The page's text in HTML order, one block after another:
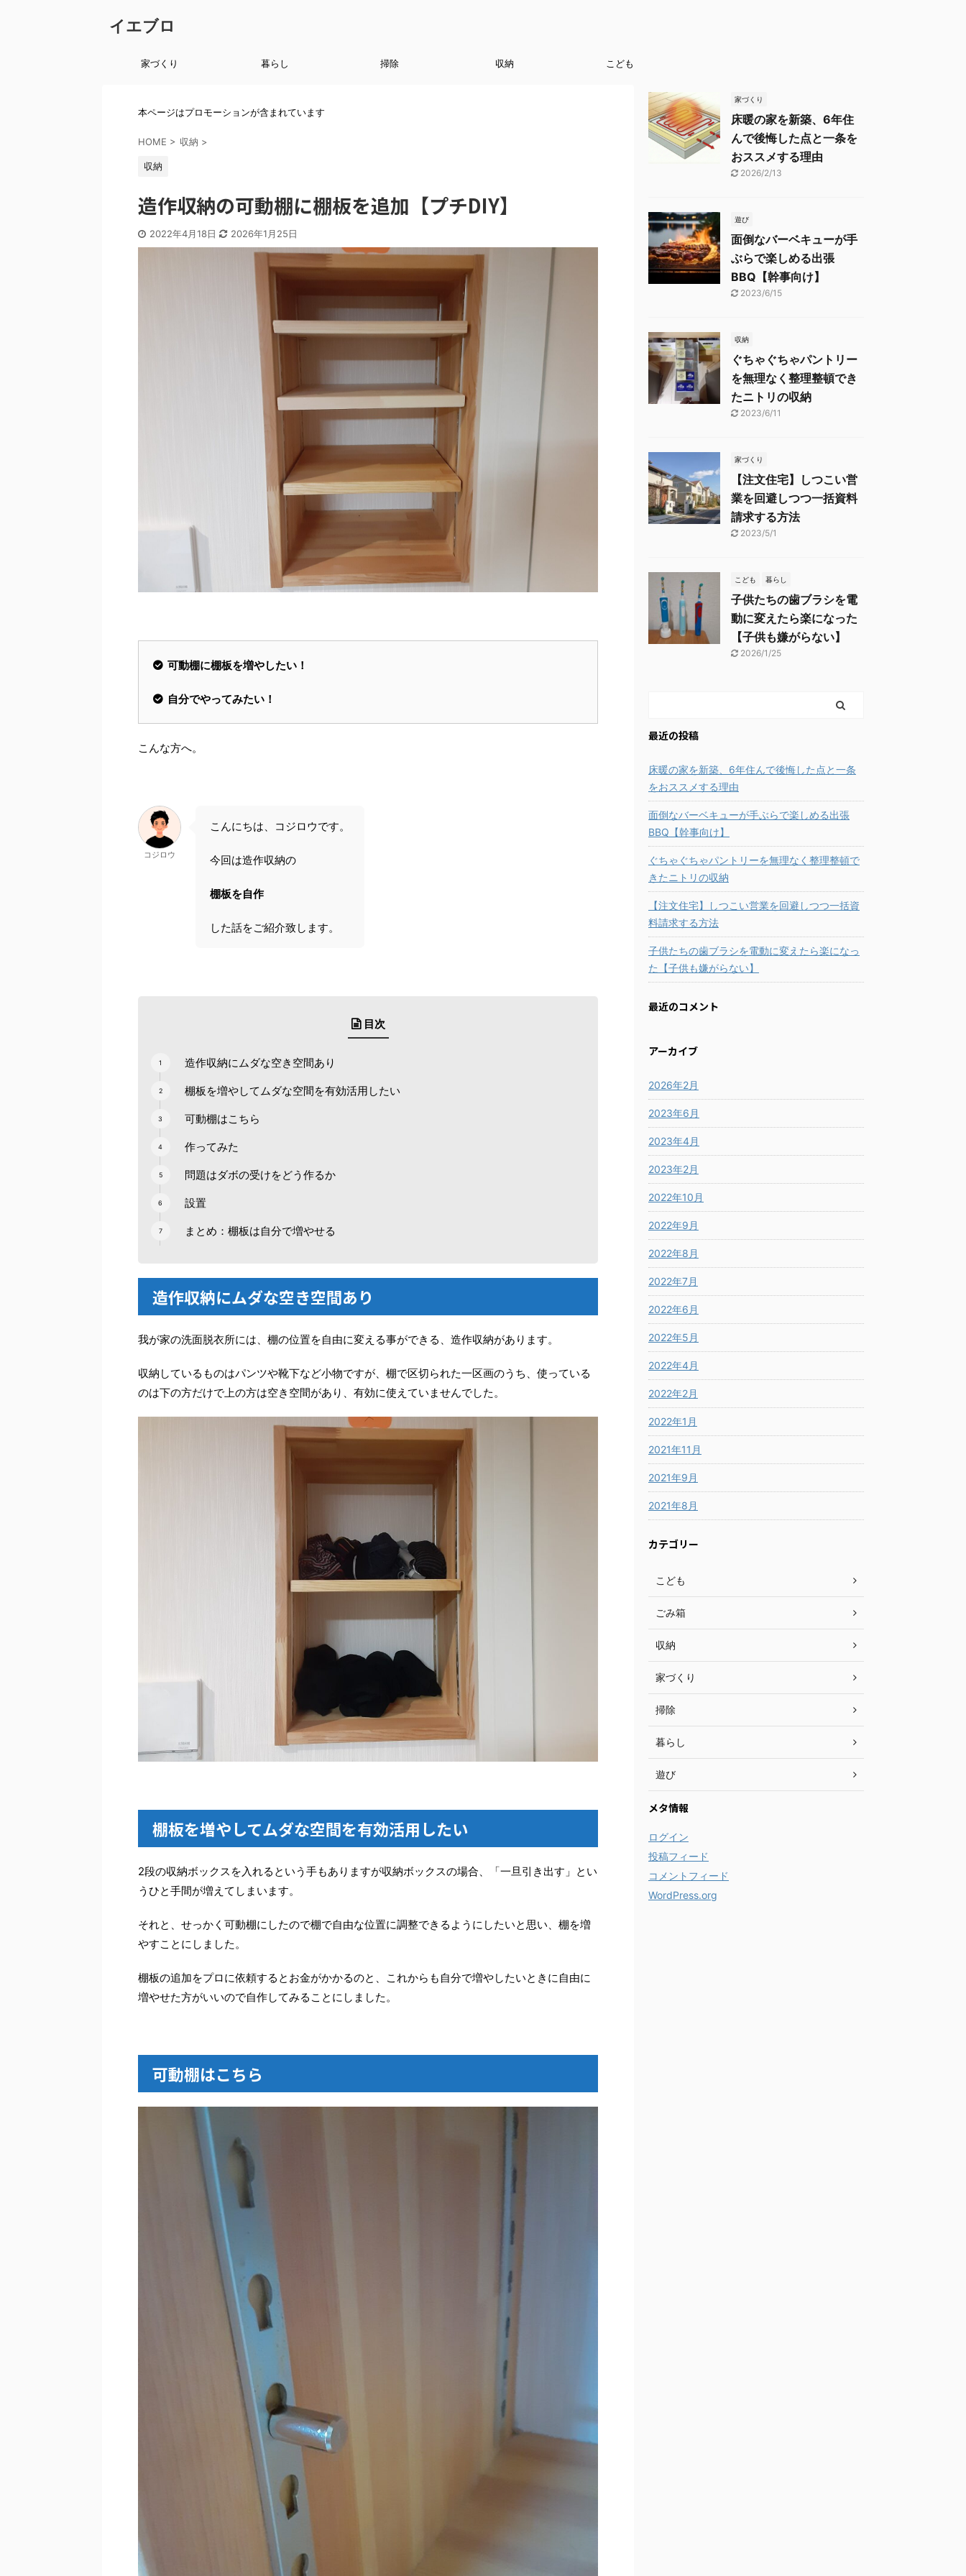
イエブロ
家づくり 暮らし 掃除 収納 こども
本ページはプロモーションが含まれています
HOME > 収納 >
収納
造作収納の可動棚に棚板を追加【プチDIY】
2022年4月18日 2026年1月25日
可動棚に棚板を増やしたい！
自分でやってみたい！
こんな方へ。
コジロウ
こんにちは、コジロウです。
今回は造作収納の
棚板を自作
した話をご紹介致します。
目次
造作収納にムダな空き空間あり
棚板を増やしてムダな空間を有効活用したい
可動棚はこちら
作ってみた
問題はダボの受けをどう作るか
設置
まとめ：棚板は自分で増やせる
造作収納にムダな空き空間あり
我が家の洗面脱衣所には、棚の位置を自由に変える事ができる、造作収納があります。
収納しているものはパンツや靴下など小物ですが、棚で区切られた一区画のうち、使っている
のは下の方だけで上の方は空き空間があり、有効に使えていませんでした。
棚板を増やしてムダな空間を有効活用したい
2段の収納ボックスを入れるという手もありますが収納ボックスの場合、「一旦引き出す」とい
うひと手間が増えてしまいます。
それと、せっかく可動棚にしたので棚で自由な位置に調整できるようにしたいと思い、棚を増
やすことにしました。
棚板の追加をプロに依頼するとお金がかかるのと、これからも自分で増やしたいときに自由に
増やせた方がいいので自作してみることにしました。
可動棚はこちら
家づくり
床暖の家を新築、6年住
んで後悔した点と一条を
おススメする理由
2026/2/13
遊び
面倒なバーベキューが手
ぶらで楽しめる出張
BBQ【幹事向け】
2023/6/15
収納
ぐちゃぐちゃパントリー
を無理なく整理整頓でき
たニトリの収納
2023/6/11
家づくり
【注文住宅】しつこい営
業を回避しつつ一括資料
請求する方法
2023/5/1
こども 暮らし
子供たちの歯ブラシを電
動に変えたら楽になった
【子供も嫌がらない】
2026/1/25
最近の投稿
床暖の家を新築、6年住んで後悔した点と一条
をおススメする理由
面倒なバーベキューが手ぶらで楽しめる出張
BBQ【幹事向け】
ぐちゃぐちゃパントリーを無理なく整理整頓で
きたニトリの収納
【注文住宅】しつこい営業を回避しつつ一括資
料請求する方法
子供たちの歯ブラシを電動に変えたら楽になっ
た【子供も嫌がらない】
最近のコメント
アーカイブ
2026年2月
2023年6月
2023年4月
2023年2月
2022年10月
2022年9月
2022年8月
2022年7月
2022年6月
2022年5月
2022年4月
2022年2月
2022年1月
2021年11月
2021年9月
2021年8月
カテゴリー
こども
ごみ箱
収納
家づくり
掃除
暮らし
遊び
メタ情報
ログイン
投稿フィード
コメントフィード
WordPress.org